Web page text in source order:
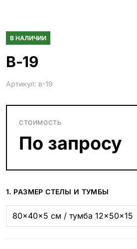
24 модели
Наши работы
145 моделей
В НАЛИЧИИ
В-19
Артикул: в-19
СТОИМОСТЬ
По запросу
1. РАЗМЕР СТЕЛЫ И ТУМБЫ